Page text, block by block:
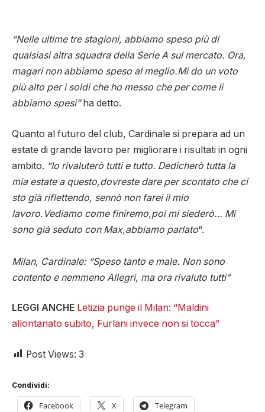
“Nelle ultime tre stagioni, abbiamo speso più di
qualsiasi altra squadra della Serie A sul mercato. Ora,
magari non abbiamo speso al meglio.Mi do un voto
più alto per i soldi che ho messo che per come li
abbiamo spesi”ha detto.
Quanto al futuro del club, Cardinale si prepara ad un
estate di grande lavoro per migliorare i risultati in ogni
ambito. “Io rivaluterò tutti e tutto. Dedicherò tutta la
mia estate a questo,dovreste dare per scontato che ci
sto già riflettendo, sennò non farei il mio
lavoro.Vediamo come finiremo,poi mi siederò… Mi
sono già seduto con Max,abbiamo parlato“.
Milan, Cardinale: “Speso tanto e male. Non sono
contento e nemmeno Allegri, ma ora rivaluto tutti”
LEGGI ANCHE Letizia punge il Milan: “Maldini
allontanato subito, Furlani invece non si tocca”
Post Views: 3
Condividi:
Facebook X Telegram